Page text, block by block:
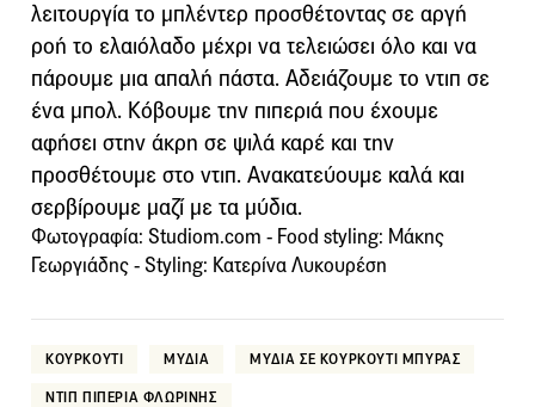
λειτουργία το μπλέντερ προσθέτοντας σε αργή
ροή το ελαιόλαδο μέχρι να τελειώσει όλο και να
πάρουμε μια απαλή πάστα. Αδειάζουμε το ντιπ σε
ένα μπολ. Κόβουμε την πιπεριά που έχουμε
αφήσει στην άκρη σε ψιλά καρέ και την
προσθέτουμε στο ντιπ. Ανακατεύουμε καλά και
σερβίρουμε μαζί με τα μύδια.
Φωτογραφία: Studiom.com - Food styling: Μάκης
Γεωργιάδης - Styling: Κατερίνα Λυκουρέση
ΚΟΥΡΚΟΥΤΙ ΜΥΔΙΑ ΜΥΔΙΑ ΣΕ ΚΟΥΡΚΟΥΤΙ ΜΠΥΡΑΣ
ΝΤΙΠ ΠΙΠΕΡΙΑ ΦΛΩΡΙΝΗΣ